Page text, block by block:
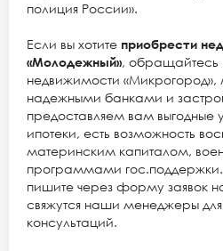
полиция России».
Если вы хотите приобрести
«Молодежный», обращайтесь
недвижимости
надежными банками и
предоставляем вам выгодные
ипотеки, есть возможность
материнским капиталом,
программами
пишите через форму заявок
свяжутся наши менеджеры
консультаций.